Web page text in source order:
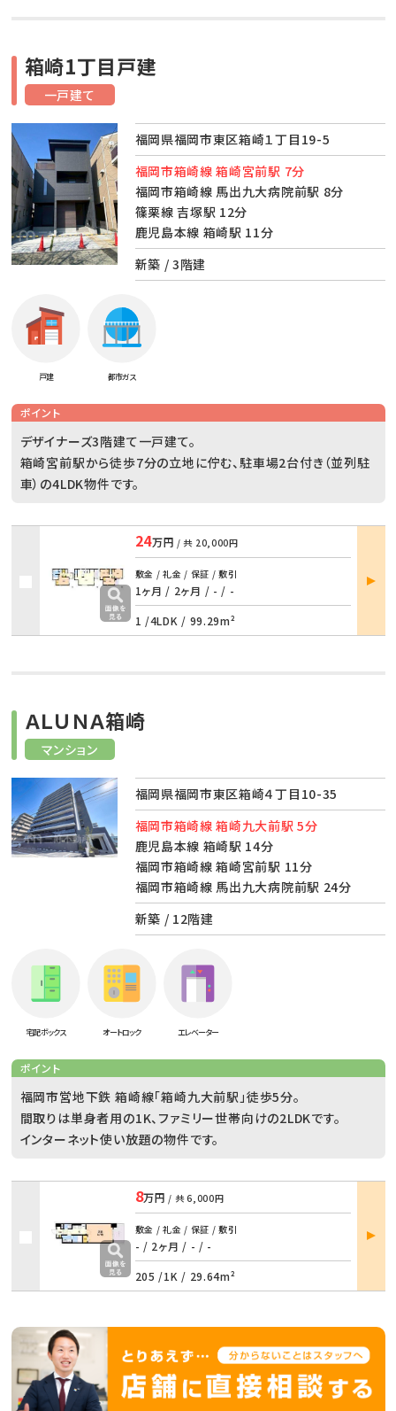
一戸建て
箱崎1丁目戸建
福岡県福岡市東区箱崎１丁目19-5
福岡市箱崎線 箱崎宮前駅 7分
福岡市箱崎線 馬出九大病院前駅 8分
篠栗線 吉塚駅 12分
鹿児島本線 箱崎駅 11分
新築 / 3階建
戸建 都市ガス
ポイント
デザイナーズ3階建て一戸建て。
箱崎宮前駅から徒歩7分の立地に佇む、駐車場2台付き（並列駐
車）の4LDK物件です。
24万円 / 共 20,000円
敷金 / 礼金 / 保証 / 敷引
1ヶ月 / 2ヶ月 / - / -
1 /4LDK / 99.29m²
部屋
詳細
マンション
ＡＬＵＮＡ箱崎
福岡県福岡市東区箱崎４丁目10-35
福岡市箱崎線 箱崎九大前駅 5分
鹿児島本線 箱崎駅 14分
福岡市箱崎線 箱崎宮前駅 11分
福岡市箱崎線 馬出九大病院前駅 24分
新築 / 12階建
宅配ボックス オートロック エレベーター
ポイント
福岡市営地下鉄 箱崎線「箱崎九大前駅」徒歩5分。
間取りは単身者用の1K、ファミリー世帯向けの2LDKです。
インターネット使い放題の物件です。
8万円 / 共6,000円
敷金 / 礼金 / 保証 / 敷引
- / 2ヶ月 / - / -
205 /1K / 29.64m²
部屋
詳細